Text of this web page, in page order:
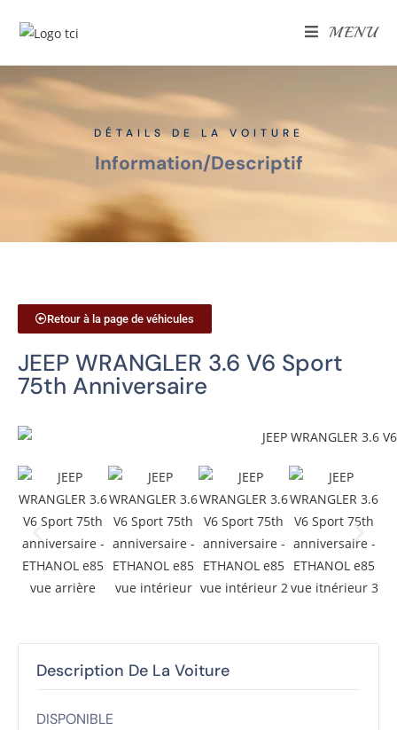
MENU
DÉTAILS DE LA VOITURE
Information/Descriptif
Retour à la page de véhicules
JEEP WRANGLER 3.6 V6 Sport
75th Anniversaire
Description De La Voiture
DISPONIBLE